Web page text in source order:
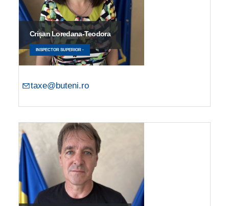
Crișan Loredana-Teodora
INSPECTOR SUPERIOR -
taxe@buteni.ro